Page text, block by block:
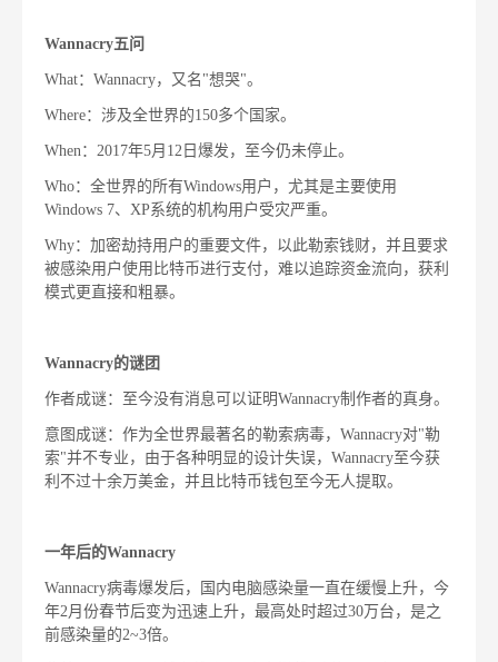
Wannacry五问
What：Wannacry，又名"想哭"。
Where：涉及全世界的150多个国家。
When：2017年5月12日爆发，至今仍未停止。
Who：全世界的所有Windows用户，尤其是主要使用
Windows 7、XP系统的机构用户受灾严重。
Why：加密劫持用户的重要文件，以此勒索钱财，并且要求
被感染用户使用比特币进行支付，难以追踪资金流向，获利
模式更直接和粗暴。
Wannacry的谜团
作者成谜：至今没有消息可以证明Wannacry制作者的真身。
意图成谜：作为全世界最著名的勒索病毒，Wannacry对"勒
索"并不专业，由于各种明显的设计失误，Wannacry至今获
利不过十余万美金，并且比特币钱包至今无人提取。
一年后的Wannacry
Wannacry病毒爆发后，国内电脑感染量一直在缓慢上升，今
年2月份春节后变为迅速上升，最高处时超过30万台，是之
前感染量的2~3倍。